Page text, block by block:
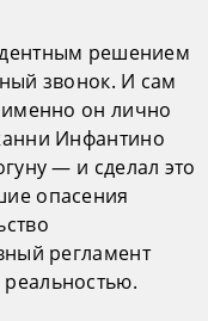
решением
звонок. И сам
он лично
Инфантино
— и сделал это
опасения
регламент